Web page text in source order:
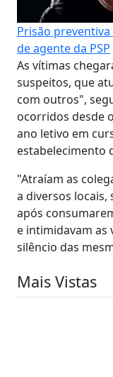
Prisão
de agente da PSP
As vítimas
suspeitos, que
com outros",
ocorridos desde
ano letivo em
estabelecimento
"Atraíam as
a diversos locais,
após
e intimidavam
silêncio das
Mais Vistas